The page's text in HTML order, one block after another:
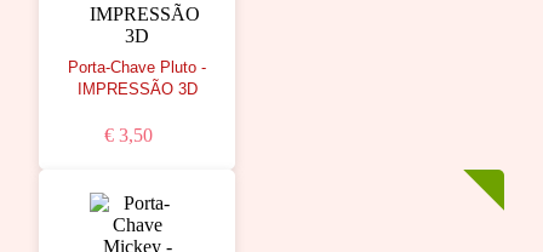
Porta-Chave Pluto -
IMPRESSÃO 3D
€ 3,50